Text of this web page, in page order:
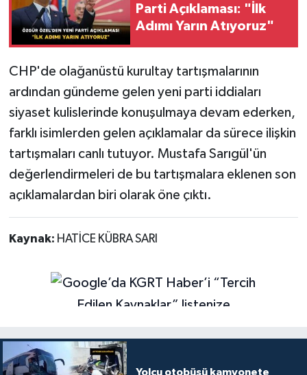
Parti Açıklaması: "İlk
Adımı Yarın Atıyoruz"
CHP'de olağanüstü kurultay tartışmalarının
ardından gündeme gelen yeni parti iddiaları
siyaset kulislerinde konuşulmaya devam ederken,
farklı isimlerden gelen açıklamalar da sürece ilişkin
tartışmaları canlı tutuyor. Mustafa Sarıgül'ün
değerlendirmeleri de bu tartışmalara eklenen son
açıklamalardan biri olarak öne çıktı.
Kaynak: HATİCE KÜBRA SARI
Yolcu otobüsü kamyonete